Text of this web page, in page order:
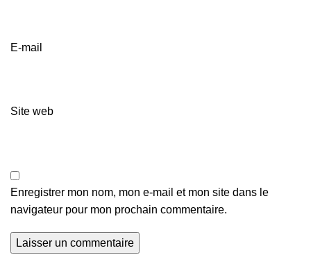
E-mail
Site web
Enregistrer mon nom, mon e-mail et mon site dans le
navigateur pour mon prochain commentaire.